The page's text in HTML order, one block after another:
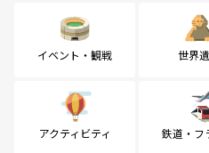
イベント・観戦 世界
アクティビティ 鉄道・フ